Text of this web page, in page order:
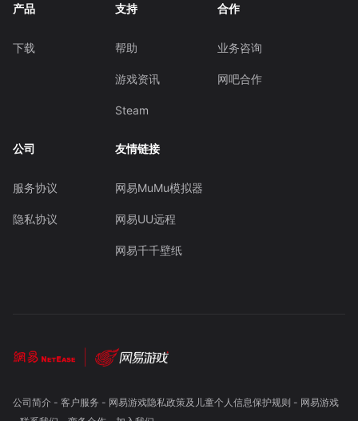
产品
下载
支持
帮助
游戏资讯
Steam
合作
业务咨询
网吧合作
公司
服务协议
隐私协议
友情链接
网易MuMu模拟器
网易UU远程
网易千千壁纸
公司简介- 客户服务 - 网易游戏隐私政策及儿童个人信息保护规则 - 网易游戏